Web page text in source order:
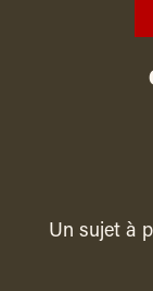
Un sujet à